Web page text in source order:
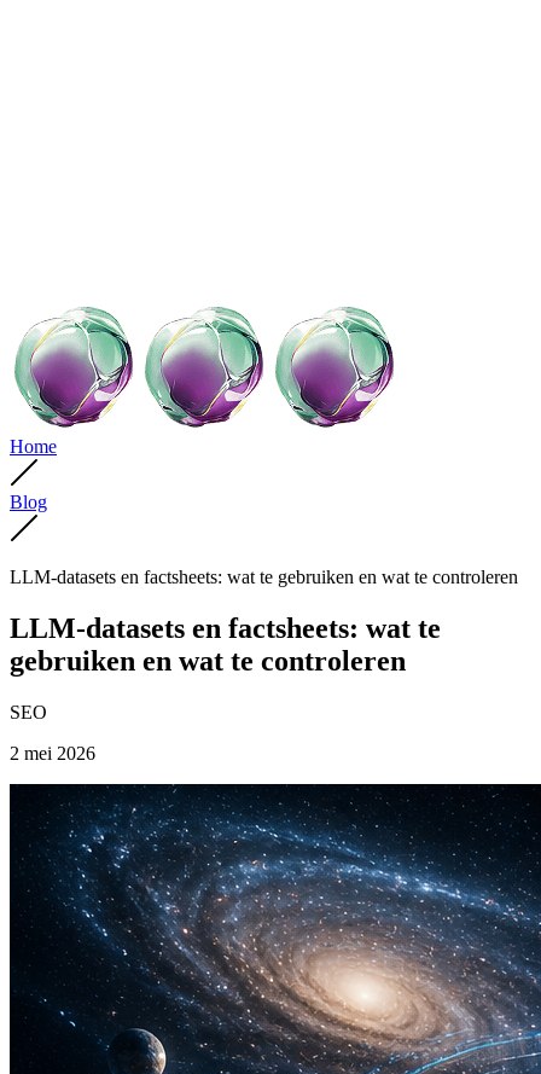
Home
Blog
LLM-datasets en factsheets: wat te gebruiken en wat te controleren
LLM-datasets en factsheets: wat te
gebruiken en wat te controleren
SEO
2 mei 2026